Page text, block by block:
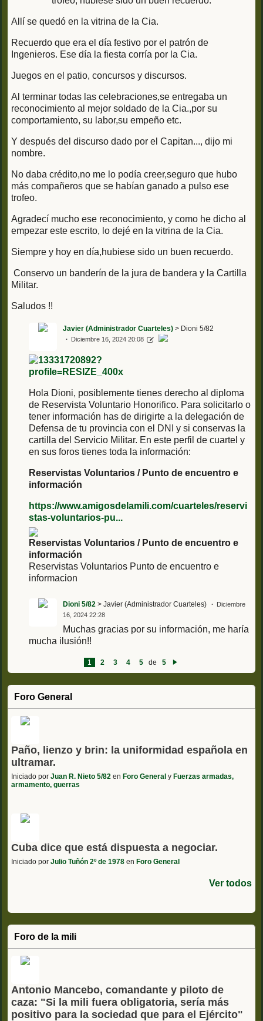
Allí se quedó en la vitrina de la Cia.
Recuerdo que era el día festivo por el patrón de
Ingenieros. Ese día la fiesta corría por la Cia.
Juegos en el patio, concursos y discursos.
Al terminar todas las celebraciones,se entregaba un
reconocimiento al mejor soldado de la Cia.,por su
comportamiento, su labor,su empeño etc.
Y después del discurso dado por el Capitan..., dijo mi
nombre.
No daba crédito,no me lo podía creer,seguro que hubo
más compañeros que se habían ganado a pulso ese
trofeo.
Agradecí mucho ese reconocimiento, y como he dicho al
empezar este escrito, lo dejé en la vitrina de la Cia.
Siempre y hoy en día,hubiese sido un buen recuerdo.
Conservo un banderín de la jura de bandera y la Cartilla
Militar.
Saludos !!
Javier (Administrador Cuarteles) > Dioni 5/82
Diciembre 16, 2024 20:08
Hola Dioni, posiblemente tienes derecho al diploma
de Reservista Voluntario Honorifico. Para solicitarlo o
tener información has de dirigirte a la delegación de
Defensa de tu provincia con el DNI y si conservas la
cartilla del Servicio Militar. En este perfil de cuartel y
en sus foros tienes toda la información:
Reservistas Voluntarios / Punto de encuentro e
información
https://www.amigosdelamili.com/cuarteles/reservi
stas-voluntarios-pu...
Reservistas Voluntarios / Punto de encuentro e
información
Reservistas Voluntarios Punto de encuentro e
informacion
Dioni 5/82 > Javier (Administrador Cuarteles)
Diciembre
16, 2024 22:28
Muchas gracias por su información, me haría
mucha ilusión!!
1 2 3 4 5 de
5
ui
Foro General
Paño, lienzo y brin: la uniformidad española en
ultramar.
Iniciado por Juan R. Nieto 5/82 en Foro General y Fuerzas armadas,
armamento, guerras
Cuba dice que está dispuesta a negociar.
Iniciado por Julio Tuñón 2º de 1978 en Foro General
Ver todos
Foro de la mili
Antonio Mancebo, comandante y piloto de
caza: "Si la mili fuera obligatoria, sería más
positivo para la sociedad que para el Ejército"